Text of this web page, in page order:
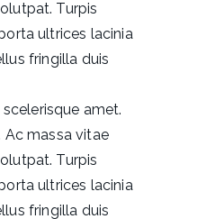
Turpis
ultrices lacinia
fringilla duis
amet.
Ac massa vitae
Turpis
ultrices lacinia
fringilla duis